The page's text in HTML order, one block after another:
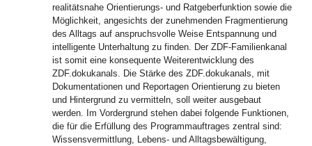
realitätsnahe Orientierungs- und Ratgeberfunktion sowie die
Möglichkeit, angesichts der zunehmenden Fragmentierung
des Alltags auf anspruchsvolle Weise Entspannung und
intelligente Unterhaltung zu finden. Der ZDF-Familienkanal
ist somit eine konsequente Weiterentwicklung des
ZDF.dokukanals. Die Stärke des ZDF.dokukanals, mit
Dokumentationen und Reportagen Orientierung zu bieten
und Hintergrund zu vermitteln, soll weiter ausgebaut
werden. Im Vordergrund stehen dabei folgende Funktionen,
die für die Erfüllung des Programmauftrages zentral sind:
Wissensvermittlung, Lebens- und Alltagsbewältigung,